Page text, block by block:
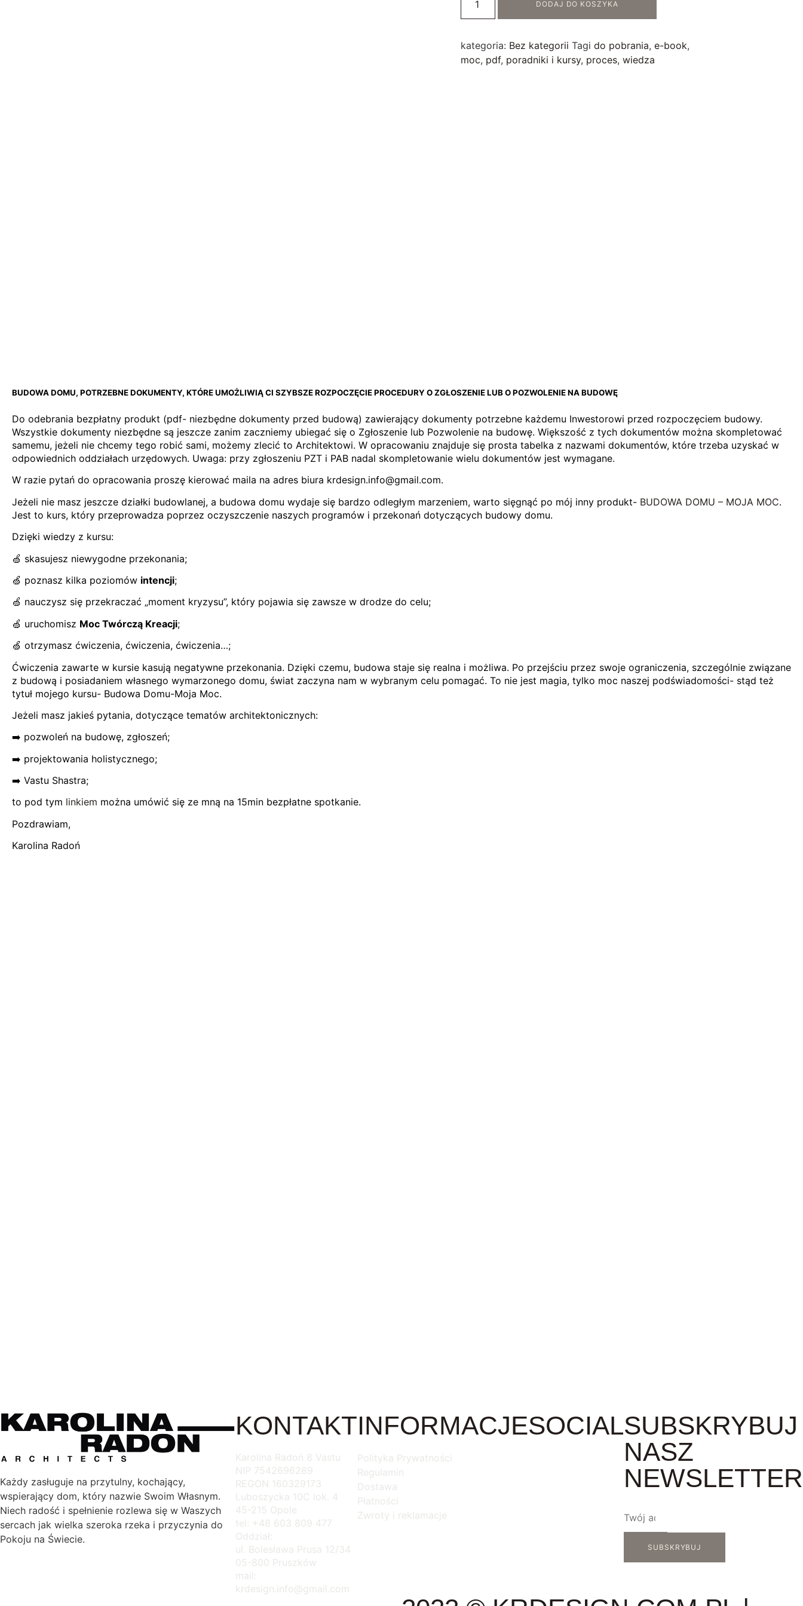
DODAJ DO KOSZYKA
kategoria: Bez kategorii Tagi do pobrania, e-book,
moc, pdf, poradniki i kursy, proces, wiedza
BUDOWA DOMU, POTRZEBNE DOKUMENTY, KTÓRE UMOŻLIWIĄ CI SZYBSZE ROZPOCZĘCIE PROCEDURY O ZGŁOSZENIE LUB O POZWOLENIE NA BUDOWĘ
Do odebrania bezpłatny produkt (pdf- niezbędne dokumenty przed budową) zawierający dokumenty potrzebne każdemu Inwestorowi przed rozpoczęciem budowy.
Wszystkie dokumenty niezbędne są jeszcze zanim zaczniemy ubiegać się o Zgłoszenie lub Pozwolenie na budowę. Większość z tych dokumentów można skompletować
samemu, jeżeli nie chcemy tego robić sami, możemy zlecić to Architektowi. W opracowaniu znajduje się prosta tabelka z nazwami dokumentów, które trzeba uzyskać w
odpowiednich oddziałach urzędowych. Uwaga: przy zgłoszeniu PZT i PAB nadal skompletowanie wielu dokumentów jest wymagane.
W razie pytań do opracowania proszę kierować maila na adres biura krdesign.info@gmail.com.
Jeżeli nie masz jeszcze działki budowlanej, a budowa domu wydaje się bardzo odległym marzeniem, warto sięgnąć po mój inny produkt- BUDOWA DOMU – MOJA MOC.
Jest to kurs, który przeprowadza poprzez oczyszczenie naszych programów i przekonań dotyczących budowy domu.
Dzięki wiedzy z kursu:
🍏 skasujesz niewygodne przekonania;
🍏 poznasz kilka poziomów intencji;
🍏 nauczysz się przekraczać „moment kryzysu”, który pojawia się zawsze w drodze do celu;
🍏 uruchomisz Moc Twórczą Kreacji;
🍏 otrzymasz ćwiczenia, ćwiczenia, ćwiczenia…;
Ćwiczenia zawarte w kursie kasują negatywne przekonania. Dzięki czemu, budowa staje się realna i możliwa. Po przejściu przez swoje ograniczenia, szczególnie związane
z budową i posiadaniem własnego wymarzonego domu, świat zaczyna nam w wybranym celu pomagać. To nie jest magia, tylko moc naszej podświadomości- stąd też
tytuł mojego kursu- Budowa Domu-Moja Moc.
Jeżeli masz jakieś pytania, dotyczące tematów architektonicznych:
➡️ pozwoleń na budowę, zgłoszeń;
➡️ projektowania holistycznego;
➡️ Vastu Shastra;
to pod tym linkiem można umówić się ze mną na 15min bezpłatne spotkanie.
Pozdrawiam,
Karolina Radoń
Każdy zasługuje na przytulny, kochający,
wspierający dom, który nazwie Swoim Własnym.
Niech radość i spełnienie rozlewa się w Waszych
sercach jak wielka szeroka rzeka i przyczynia do
Pokoju na Świecie.
KONTAKT
Karolina Radoń 8 Vastu
NIP 7542696289
REGON 160329173
Luboszycka 10C lok. 4
45-215 Opole
tel: +48 603 809 477
Oddział:
ul. Bolesława Prusa 12/34
05-800 Pruszków
mail:
krdesign.info@gmail.com
INFORMACJE
Polityka Prywatności
Regulamin
Dostawa
Płatności
Zwroty i reklamacje
SOCIALSUBSKRYBUJ
NASZ
NEWSLETTER
SUBSKRYBUJ